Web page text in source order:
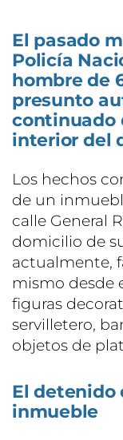
El pasado
Policía
hombre de
presunto
continuado
interior del
Los hechos
de un
calle General
domicilio de
actualmente,
mismo desde
figuras
servilletero,
objetos de
El detenido
inmueble